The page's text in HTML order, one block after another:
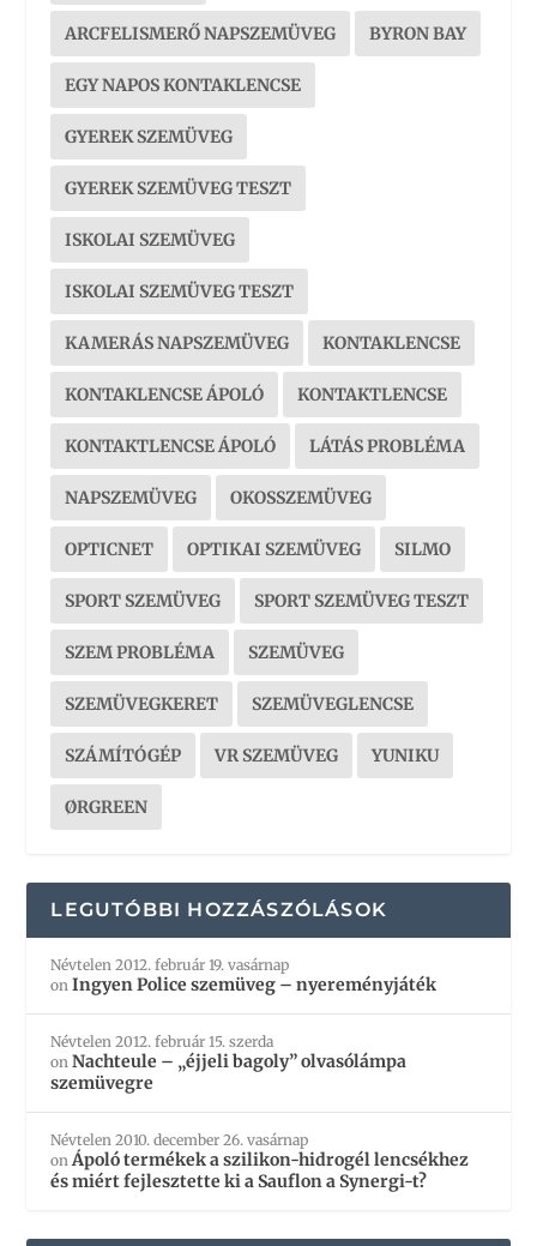
ARCFELISMERŐ NAPSZEMÜVEG BYRON BAY
EGY NAPOS KONTAKLENCSE
GYEREK SZEMÜVEG
GYEREK SZEMÜVEG TESZT
ISKOLAI SZEMÜVEG
ISKOLAI SZEMÜVEG TESZT
KAMERÁS NAPSZEMÜVEG KONTAKLENCSE
KONTAKLENCSE ÁPOLÓ KONTAKTLENCSE
KONTAKTLENCSE ÁPOLÓ LÁTÁS PROBLÉMA
NAPSZEMÜVEG OKOSSZEMÜVEG
OPTICNET OPTIKAI SZEMÜVEG SILMO
SPORT SZEMÜVEG SPORT SZEMÜVEG TESZT
SZEM PROBLÉMA SZEMÜVEG
SZEMÜVEGKERET SZEMÜVEGLENCSE
SZÁMÍTÓGÉP VR SZEMÜVEG YUNIKU
ØRGREEN
LEGUTÓBBI HOZZÁSZÓLÁSOK
Névtelen 2012. február 19. vasárnap
onIngyen Police szemüveg – nyereményjáték
Névtelen 2012. február 15. szerda
onNachteule – „éjjeli bagoly” olvasólámpa
szemüvegre
Névtelen 2010. december 26. vasárnap
onÁpoló termékek a szilikon-hidrogél lencsékhez
és miért fejlesztette ki a Sauflon a Synergi-t?